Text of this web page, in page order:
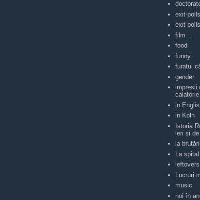
exit-
exit-
film...
food
funny
furatul
gender
impresii
calatorie
in
in Koln
Istoria
ieri și
la
La spital
leftovers
Lucruri
music
noi în